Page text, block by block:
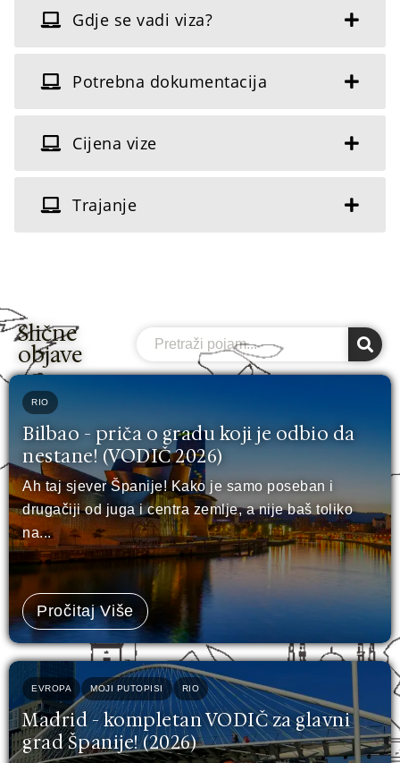
Gdje se vadi viza?
Potrebna dokumentacija
Cijena vize
Trajanje
Slične
objave
RIO
Bilbao - priča o gradu koji je odbio da
nestane! (VODIČ 2026)
Ah taj sjever Španije! Kako je samo poseban i
drugačiji od juga i centra zemlje, a nije baš toliko
na...
Pročitaj Više
EVROPA MOJI PUTOPISI RIO
Madrid - kompletan VODIČ za glavni
grad Španije! (2026)